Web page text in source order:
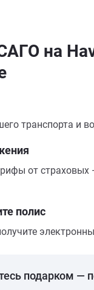
на
транспорта и
от
полис
подарком —